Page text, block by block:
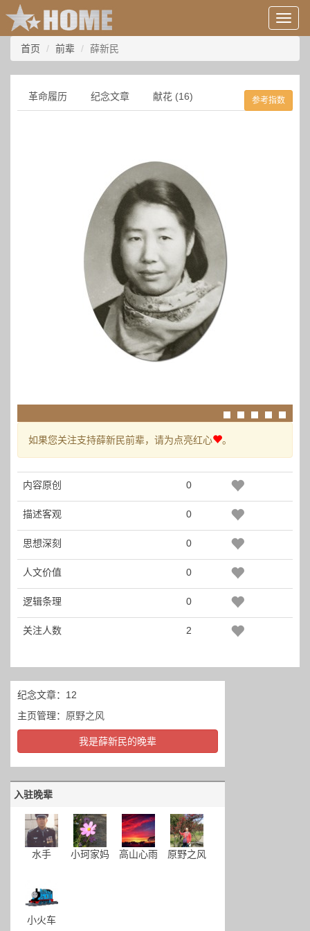
用
户
息/
登
录
等
首页 前辈 薛新民
革命履历 纪念文章 献花 (16) 参考指数
如果您关注支持薛新民前辈，请为点亮红心 。
内容原创 0
描述客观 0
思想深刻 0
人文价值 0
逻辑条理 0
关注人数 2
纪念文章：12
主页管理： 原野之风
我是薛新民的晚辈
入驻晚辈
水手 小珂家妈 高山心雨 原野之风
小火车